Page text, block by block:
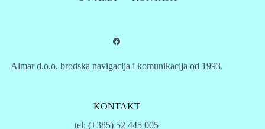
Almar d.o.o. brodska navigacija i komunikacija od 1993.
KONTAKT
tel: (+385) 52 445 005